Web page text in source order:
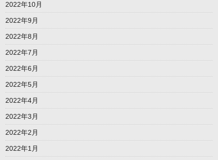
2022年10月
2022年9月
2022年8月
2022年7月
2022年6月
2022年5月
2022年4月
2022年3月
2022年2月
2022年1月